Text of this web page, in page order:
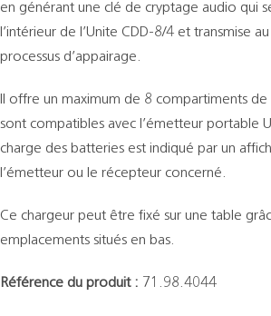
en générant une clé de cryptage audio qui
l’intérieur de l’Unite CDD-8/4 et transmise
processus d’appairage.
Il offre un maximum de 8 compartiments
sont compatibles avec l’émetteur portable
charge des batteries est indiqué par un
l’émetteur ou le récepteur concerné.
Ce chargeur peut être fixé sur une table
emplacements situés en bas.
Référence du produit : 71.98.4044